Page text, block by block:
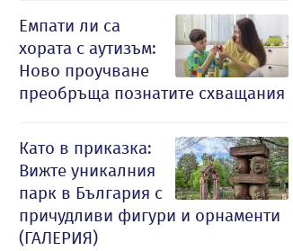
Емпати ли са
хората с аутизъм:
Ново проучване
преобръща познатите схващания
Като в приказка:
Вижте уникалния
парк в България с
причудливи фигури и орнаменти
(ГАЛЕРИЯ)